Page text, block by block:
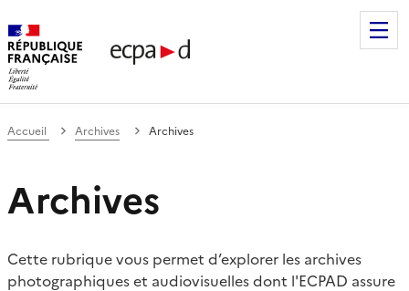
de communication et de production
Accueil Archives Archives
Archives
Cette rubrique vous permet d’explorer les archives
photographiques et audiovisuelles dont l'ECPAD assure